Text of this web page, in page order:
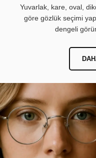
Yuvarlak, kare, oval,
göre gözlük seçimi
dengeli